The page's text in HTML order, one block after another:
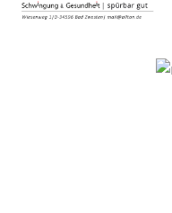
Bildergalerie